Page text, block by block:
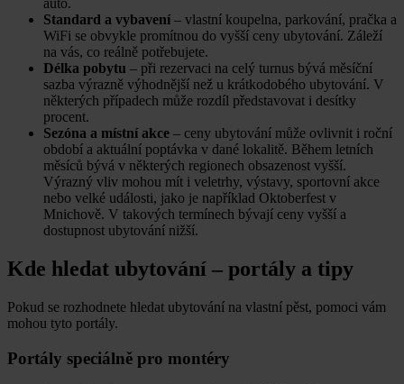
auto.
Standard a vybavení – vlastní koupelna, parkování, pračka a
WiFi se obvykle promítnou do vyšší ceny ubytování. Záleží
na vás, co reálně potřebujete.
Délka pobytu – při rezervaci na celý turnus bývá měsíční
sazba výrazně výhodnější než u krátkodobého ubytování. V
některých případech může rozdíl představovat i desítky
procent.
Sezóna a místní akce – ceny ubytování může ovlivnit i roční
období a aktuální poptávka v dané lokalitě. Během letních
měsíců bývá v některých regionech obsazenost vyšší.
Výrazný vliv mohou mít i veletrhy, výstavy, sportovní akce
nebo velké události, jako je například Oktoberfest v
Mnichově. V takových termínech bývají ceny vyšší a
dostupnost ubytování nižší.
Kde hledat ubytování – portály a tipy
Pokud se rozhodnete hledat ubytování na vlastní pěst, pomoci vám
mohou tyto portály.
Portály speciálně pro montéry